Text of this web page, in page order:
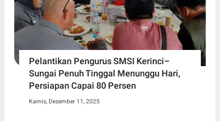
Pelantikan Pengurus SMSI Kerinci–
Sungai Penuh Tinggal Menunggu Hari,
Persiapan Capai 80 Persen
Kamis, Desember 11, 2025